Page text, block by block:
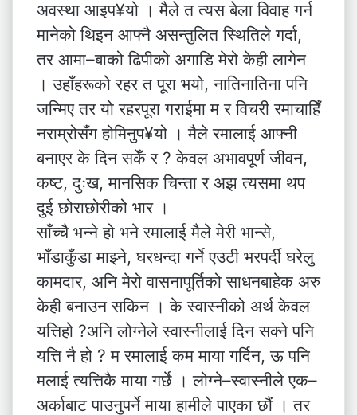
अवस्था आइप¥यो । मैले त त्यस बेला विवाह गर्न
मानेको थिइन आफ्नै असन्तुलित स्थितिले गर्दा,
तर आमा–बाको ढिपीको अगाडि मेरो केही लागेन
। उहाँहरूको रहर त पूरा भयो, नातिनातिना पनि
जन्मिए तर यो रहरपूरा गराईमा म र विचरी रमाचाहिँ
नराम्रोसँग होमिनुप¥यो । मैले रमालाई आफ्नी
बनाएर के दिन सकेँ र ? केवल अभावपूर्ण जीवन,
कष्ट, दुःख, मानसिक चिन्ता र अझ त्यसमा थप
दुई छोराछोरीको भार ।
साँच्चै भन्ने हो भने रमालाई मैले मेरी भान्से,
भाँडाकुँडा माझ्ने, घरधन्दा गर्ने एउटी भरपर्दी घरेलु
कामदार, अनि मेरो वासनापूर्तिको साधनबाहेक अरु
केही बनाउन सकिन । के स्वास्नीको अर्थ केवल
यत्तिहो ?अनि लोग्नेले स्वास्नीलाई दिन सक्ने पनि
यत्ति नै हो ? म रमालाई कम माया गर्दिन, ऊ पनि
मलाई त्यत्तिकै माया गर्छे । लोग्ने–स्वास्नीले एक–
अर्काबाट पाउनुपर्ने माया हामीले पाएका छौं । तर